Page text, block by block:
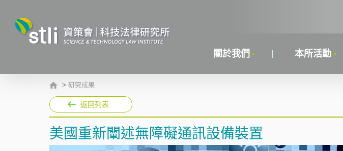
關於我們 本所活動
> 研究成果
返回列表
美國重新闡述無障礙通訊設備裝置